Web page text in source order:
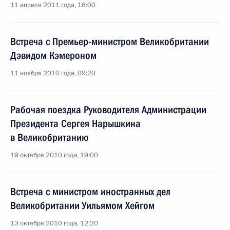
11 апреля 2011 года, 18:00
Встреча с Премьер-министром Великобритании
Дэвидом Кэмероном
11 ноября 2010 года, 09:20
Рабочая поездка Руководителя Администрации
Президента Сергея Нарышкина
в Великобританию
19 октября 2010 года, 19:00
Встреча с министром иностранных дел
Великобритании Уильямом Хейгом
13 октября 2010 года, 12:20